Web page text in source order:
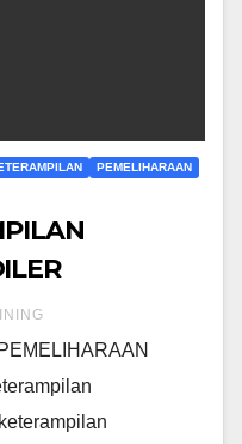
PEMELIHARAAN